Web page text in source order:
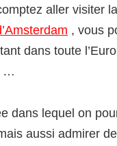
aller visiter
, vous
dans toute
…
dans lequel on
aussi admirer